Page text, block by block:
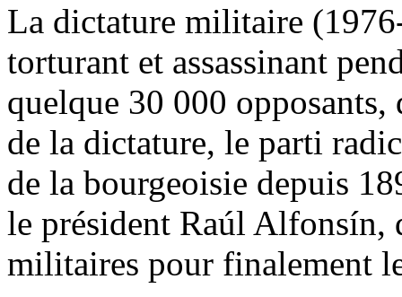
La dictature militaire
torturant et assassinant
quelque 30 000
de la dictature, le parti
de la bourgeoisie depuis
le président Raúl Alfonsín,
militaires pour finalement